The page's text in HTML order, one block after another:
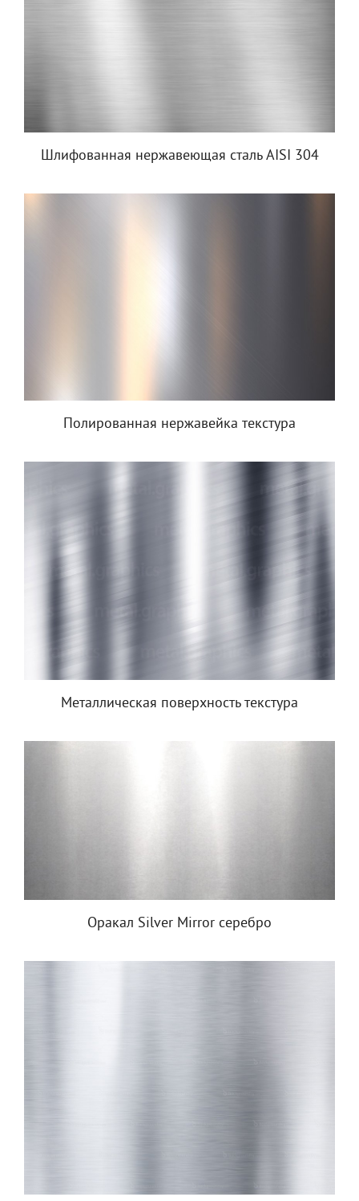
Шлифованная нержавеющая сталь AISI 304
Полированная нержавейка текстура
Металлическая поверхность текстура
Оракал Silver Mirror серебро